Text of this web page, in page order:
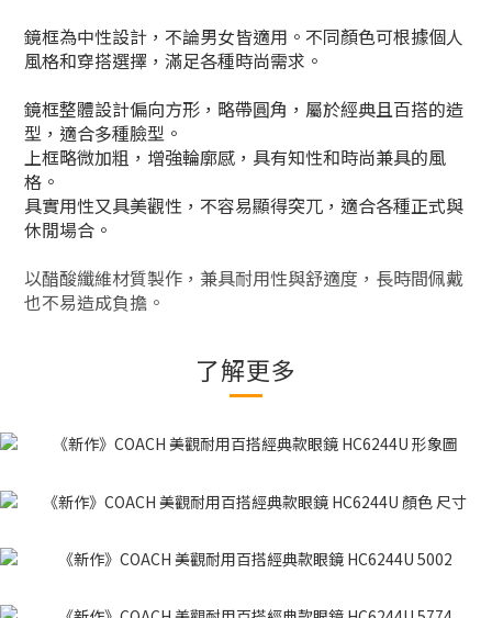
鏡框為中性設計，不論男女皆適用。不同顏色可根據個人
風格和穿搭選擇，滿足各種時尚需求。
鏡框整體設計偏向方形，略帶圓角，屬於經典且百搭的造
型，適合多種臉型。
上框略微加粗，增強輪廓感，具有知性和時尚兼具的風
格。
具實用性又具美觀性，不容易顯得突兀，適合各種正式與
休閒場合。
以醋酸纖維材質製作，兼具耐用性與舒適度，長時間佩戴
也不易造成負擔。
了解更多